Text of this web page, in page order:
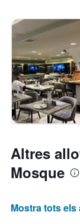
Altres
Mosque
Mostra tots els